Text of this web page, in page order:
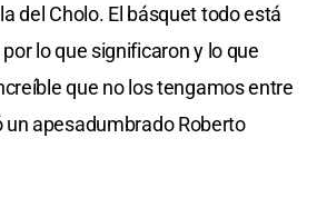
del Cholo. El básquet todo está
lo que significaron y lo que
que no los tengamos entre
un apesadumbrado Roberto